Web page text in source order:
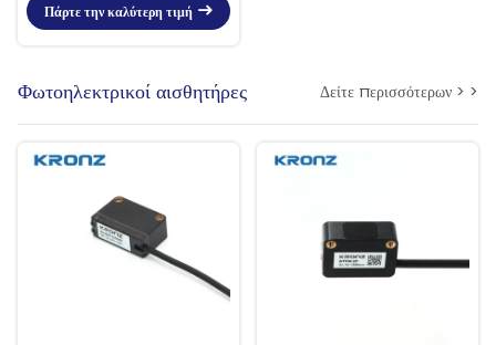
Πάρτε την καλύτερη τιμή
Φωτοηλεκτρικοί αισθητήρες Δείτε περισσότερων > >